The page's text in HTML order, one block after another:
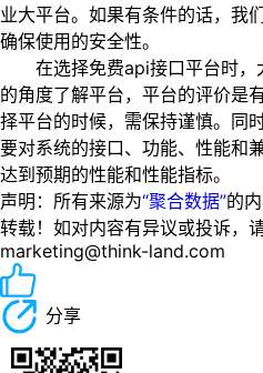
业大平台。如果有条件的话，我
确保使用的安全性。
在选择免费api接口平台时，
的角度了解平台，平台的评价是
择平台的时候，需保持谨慎。同
要对系统的接口、功能、性能和
达到预期的性能和性能指标。
声明：所有来源为“聚合数据”的
转载！如对内容有异议或投诉，
marketing@think-land.com
分享